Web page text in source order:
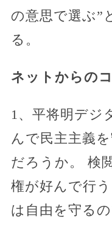
の意思で選ぶ”
る。
ネットからの
1、平将明デジ
んで民主主義
だろうか。 検
権が好んで行
は自由を守る